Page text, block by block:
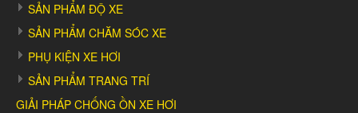
SẢN PHẨM ĐỘ XE
SẢN PHẨM CHĂM SÓC XE
PHỤ KIỆN XE HƠI
SẢN PHẨM TRANG TRÍ
GIẢI PHÁP CHỐNG ỒN XE HƠI